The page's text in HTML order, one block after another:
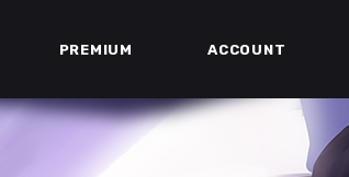
PREMIUM ACCOUNT